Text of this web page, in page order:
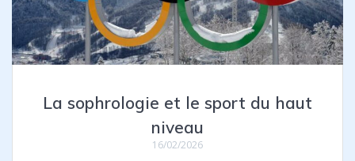
La sophrologie et le sport du haut
niveau
16/02/2026